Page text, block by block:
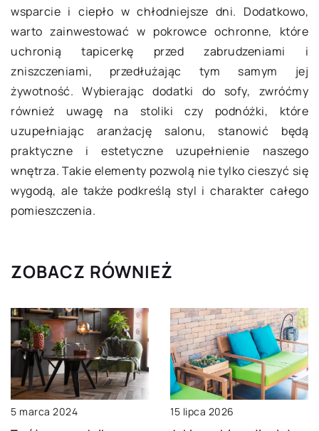
wsparcie i ciepło w chłodniejsze dni. Dodatkowo,
warto zainwestować w pokrowce ochronne, które
uchronią tapicerkę przed zabrudzeniami i
zniszczeniami, przedłużając tym samym jej
żywotność. Wybierając dodatki do sofy, zwróćmy
również uwagę na stoliki czy podnóżki, które
uzupełniając aranżację salonu, stanowić będą
praktyczne i estetyczne uzupełnienie naszego
wnętrza. Takie elementy pozwolą nie tylko cieszyć się
wygodą, ale także podkreślą styl i charakter całego
pomieszczenia.
ZOBACZ RÓWNIEŻ
5 marca 2024 15 lipca 2026